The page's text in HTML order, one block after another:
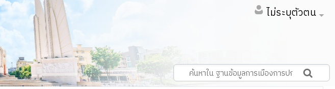
ไม่ระบุตัวตน